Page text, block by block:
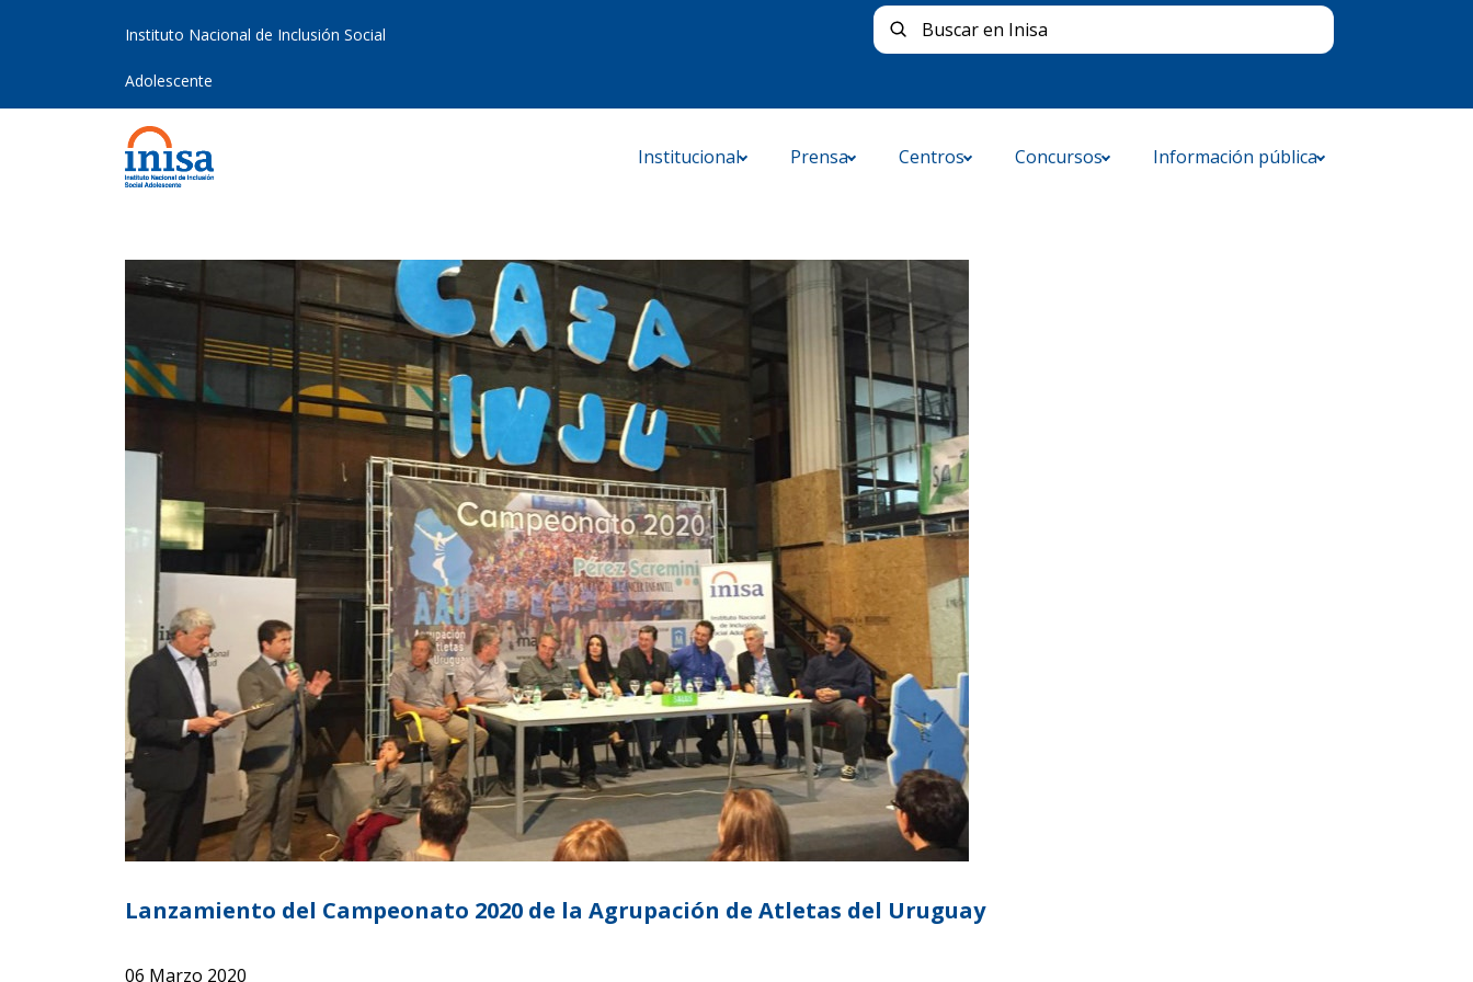
Instituto Nacional de Inclusión Social
Adolescente
Buscar en Inisa Buscar
Institucional Prensa Centros Concursos Información pública
Lanzamiento del Campeonato 2020 de la Agrupación de Atletas del Uruguay
06 Marzo 2020